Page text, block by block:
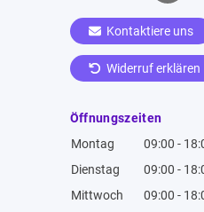
Kontaktiere uns
Widerruf erklären
Öffnungszeiten
Montag
09:00 -
Dienstag
09:00 -
Mittwoch
09:00 -